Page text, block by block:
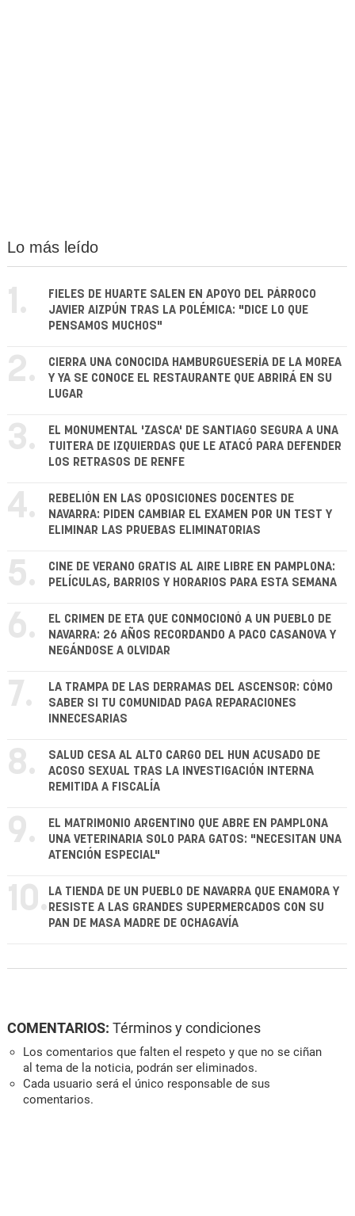
Lo más leído
1.
FIELES DE HUARTE SALEN EN APOYO DEL PÁRROCO
JAVIER AIZPÚN TRAS LA POLÉMICA: "DICE LO QUE
PENSAMOS MUCHOS"
2.
CIERRA UNA CONOCIDA HAMBURGUESERÍA DE LA MOREA
Y YA SE CONOCE EL RESTAURANTE QUE ABRIRÁ EN SU
LUGAR
3.
EL MONUMENTAL 'ZASCA' DE SANTIAGO SEGURA A UNA
TUITERA DE IZQUIERDAS QUE LE ATACÓ PARA DEFENDER
LOS RETRASOS DE RENFE
4.
REBELIÓN EN LAS OPOSICIONES DOCENTES DE
NAVARRA: PIDEN CAMBIAR EL EXAMEN POR UN TEST Y
ELIMINAR LAS PRUEBAS ELIMINATORIAS
5.
CINE DE VERANO GRATIS AL AIRE LIBRE EN PAMPLONA:
PELÍCULAS, BARRIOS Y HORARIOS PARA ESTA SEMANA
6.
EL CRIMEN DE ETA QUE CONMOCIONÓ A UN PUEBLO DE
NAVARRA: 26 AÑOS RECORDANDO A PACO CASANOVA Y
NEGÁNDOSE A OLVIDAR
7.
LA TRAMPA DE LAS DERRAMAS DEL ASCENSOR: CÓMO
SABER SI TU COMUNIDAD PAGA REPARACIONES
INNECESARIAS
8.
SALUD CESA AL ALTO CARGO DEL HUN ACUSADO DE
ACOSO SEXUAL TRAS LA INVESTIGACIÓN INTERNA
REMITIDA A FISCALÍA
9.
EL MATRIMONIO ARGENTINO QUE ABRE EN PAMPLONA
UNA VETERINARIA SOLO PARA GATOS: "NECESITAN UNA
ATENCIÓN ESPECIAL"
10. LA TIENDA DE UN PUEBLO DE NAVARRA QUE ENAMORA Y
RESISTE A LAS GRANDES SUPERMERCADOS CON SU
PAN DE MASA MADRE DE OCHAGAVÍA
COMENTARIOS: Términos y condiciones
Los comentarios que falten el respeto y que no se ciñan
al tema de la noticia, podrán ser eliminados.
Cada usuario será el único responsable de sus
comentarios.